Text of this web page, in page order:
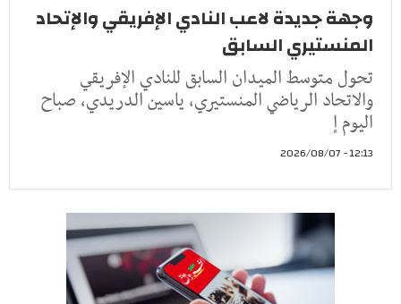
وجهة جديدة لاعب النادي الإفريقي والإتحاد
المنستيري السابق
تحول متوسط الميدان السابق للنادي الإفريقي
والاتحاد الرياضي المنستيري، ياسين الدريدي، صباح
اليوم إ
12:13 - 2026/08/07